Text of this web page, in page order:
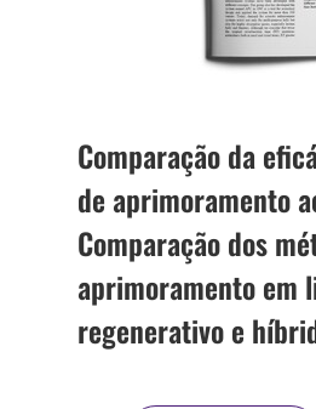
Comparação da
de aprimoramento
Comparação dos
aprimoramento em
regenerativo e